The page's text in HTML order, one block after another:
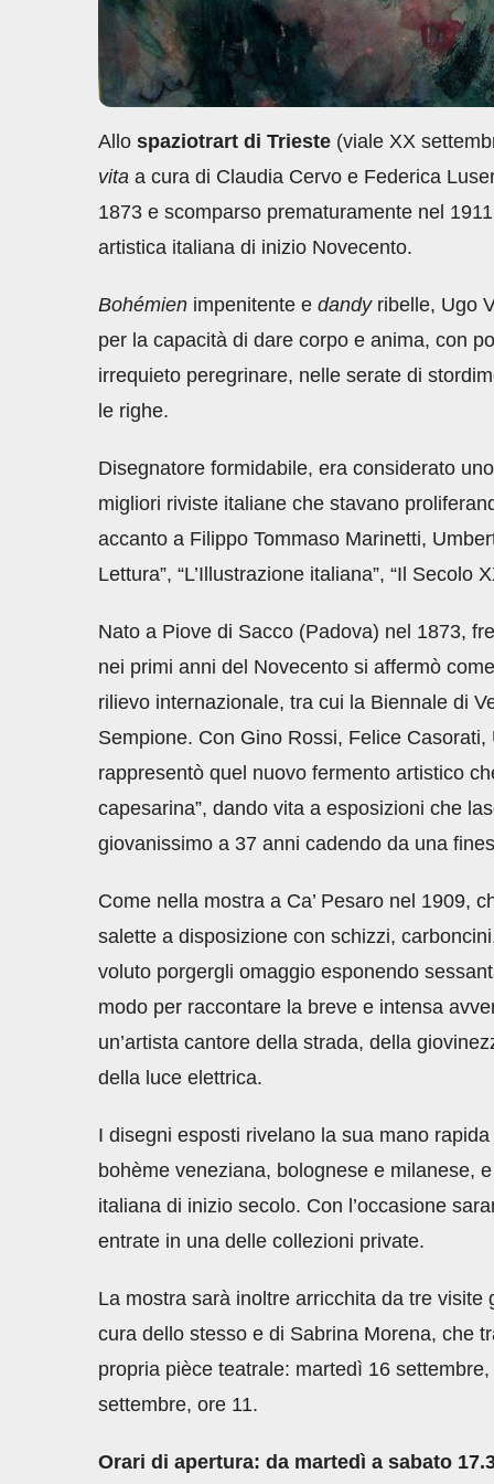
Allo spaziotrart di Trieste (viale XX
vita a cura di Claudia Cervo e Federica
1873 e scomparso prematuramente nel
artistica italiana di inizio Novecento.
Bohémien impenitente e dandyribelle, Ugo
per la capacità di dare corpo e anima, con
irrequieto peregrinare, nelle serate di
le righe.
Disegnatore formidabile, era considerato
migliori riviste italiane che stavano
accanto a Filippo Tommaso Marinetti,
Lettura”, “L’Illustrazione italiana”, “Il Secolo
Nato a Piove di Sacco (Padova) nel 1873,
nei primi anni del Novecento si affermò
rilievo internazionale, tra cui la Biennale di
Sempione. Con Gino Rossi, Felice
rappresentò quel nuovo fermento artistico
capesarina”, dando vita a esposizioni che
giovanissimo a 37 anni cadendo da una
Come nella mostra a Ca’ Pesaro nel 1909,
salette a disposizione con schizzi,
voluto porgergli omaggio esponendo
modo per raccontare la breve e intensa
un’artista cantore della strada, della
della luce elettrica.
I disegni esposti rivelano la sua mano
bohème veneziana, bolognese e milanese,
italiana di inizio secolo. Con l’occasione
entrate in una delle collezioni private.
La mostra sarà inoltre arricchita da tre visite
cura dello stesso e di Sabrina Morena, che
propria pièce teatrale: martedì 16
settembre, ore 11.
Orari di apertura: da martedì a sabato